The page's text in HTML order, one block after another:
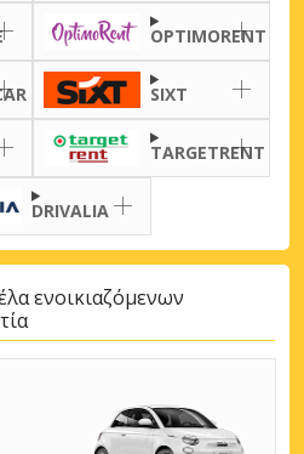
OPTIMORENT
SIXT
TARGETRENT
DRIVALIA
ενοικιαζόμενων